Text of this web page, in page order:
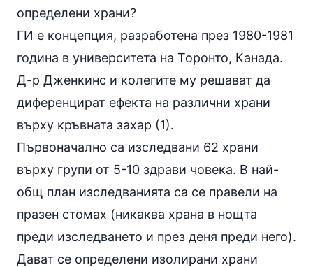
определени храни?
ГИ е концепция, разработена през 1980-1981
годинa в университета на Торонто, Канада.
Д-р Дженкинс и колегите му решават да
диференцират ефекта на различни храни
върху кръвната захар (1).
Първоначално са изследвани 62 храни
върху групи от 5-10 здрави човека. В най-
общ план изследванията са се правели на
празен стомах (никаква храна в нощта
преди изследването и през деня преди него).
Дават се определени изолирани храни